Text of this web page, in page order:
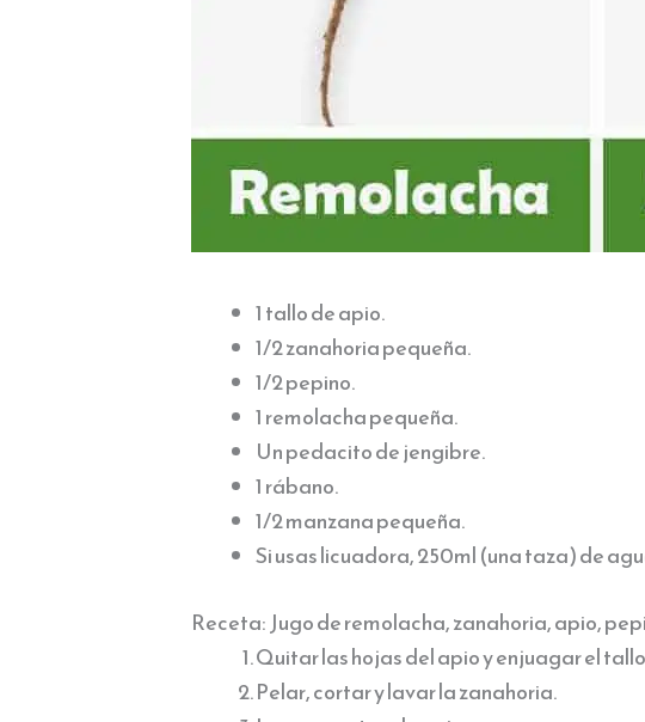
1 tallo de apio.
1/2 zanahoria pequeña.
1/2 pepino.
1 remolacha pequeña.
Un pedacito de jengibre.
1 rábano.
1/2 manzana pequeña.
Si usas licuadora, 250ml (una taza) de
Receta: Jugo de remolacha, zanahoria, apio,
Quitar las hojas del apio y enjuagar el
Pelar, cortar y lavar la zanahoria.